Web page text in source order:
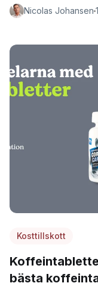
Nicolas Johansen
Kosttillskott
bästa